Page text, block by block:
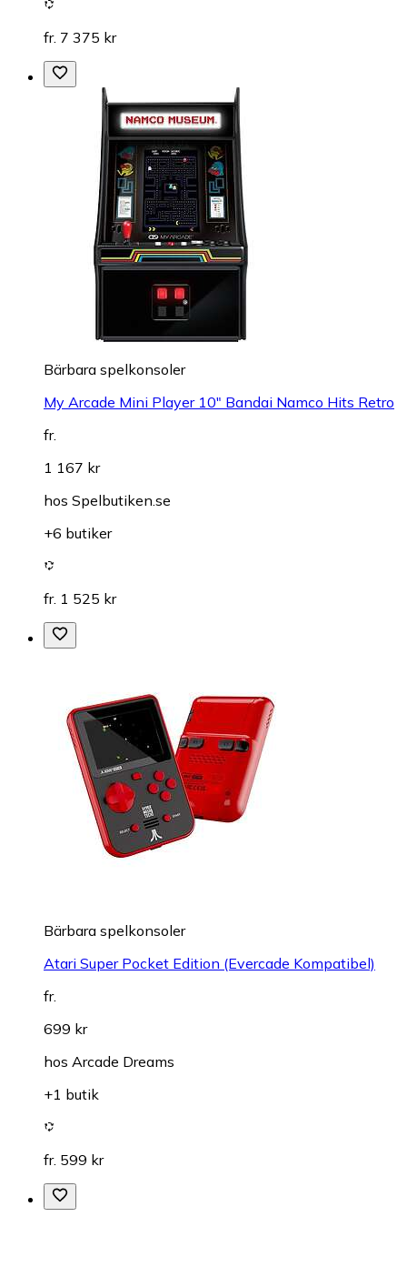
fr. 7 375 kr
Bärbara spelkonsoler
My Arcade Mini Player 10" Bandai Namco Hits Retro
fr.
1 167 kr
hos Spelbutiken.se
+6 butiker
fr. 1 525 kr
Bärbara spelkonsoler
Atari Super Pocket Edition (Evercade Kompatibel)
fr.
699 kr
hos Arcade Dreams
+1 butik
fr. 599 kr